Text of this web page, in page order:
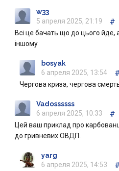
w33
5 апреля 2025, 21:19
#
Всі це бачать що до цього йде,
іншому
bosyak
6 апреля 2025, 13:54
#
Чергова криза, чергова
Vadossssss
6 апреля 2025, 10:33
#
Цей ваш приклад про
до гривневих ОВДП.
yarg
6 апреля 2025, 14:53
#